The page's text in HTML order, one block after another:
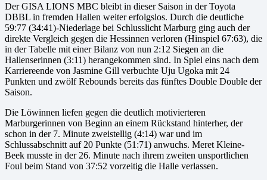
Der GISA LIONS MBC bleibt in dieser Saison in der Toyota
DBBL in fremden Hallen weiter erfolgslos. Durch die deutliche
59:77 (34:41)-Niederlage bei Schlusslicht Marburg ging auch der
direkte Vergleich gegen die Hessinnen verloren (Hinspiel 67:63), die
in der Tabelle mit einer Bilanz von nun 2:12 Siegen an die
Hallenserinnen (3:11) herangekommen sind. In Spiel eins nach dem
Karriereende von Jasmine Gill verbuchte Uju Ugoka mit 24
Punkten und zwölf Rebounds bereits das fünftes Double Double der
Saison.
Die Löwinnen liefen gegen die deutlich motivierteren
Marburgerinnen von Beginn an einem Rückstand hinterher, der
schon in der 7. Minute zweistellig (4:14) war und im
Schlussabschnitt auf 20 Punkte (51:71) anwuchs. Meret Kleine-
Beek musste in der 26. Minute nach ihrem zweiten unsportlichen
Foul beim Stand von 37:52 vorzeitig die Halle verlassen.